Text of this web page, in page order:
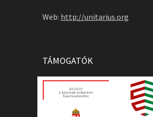
Web: http://unitarius.org
TÁMOGATÓK